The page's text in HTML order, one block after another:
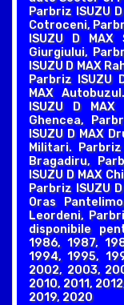
Parbriz ISUZU
Cotroceni,
ISUZU D
Giurgiului,
ISUZU D MAX
Parbriz ISUZU
MAX
ISUZU D
Ghencea,
ISUZU D MAX
Militari.
Bragadiru,
ISUZU D MAX
Parbriz ISUZU
Oras
Leordeni,
disponibile
1986, 1987,
1994, 1995,
2002, 2003,
2010, 2011,
2019, 2020